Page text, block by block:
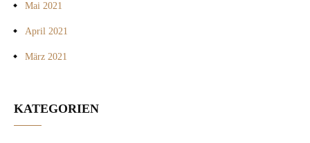
Mai 2021
April 2021
März 2021
KATEGORIEN